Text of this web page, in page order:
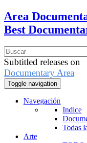
Area
Best
Subtitled releases on
Documentary Area
Toggle navigation
Navegación
Indice
Todas
Arte